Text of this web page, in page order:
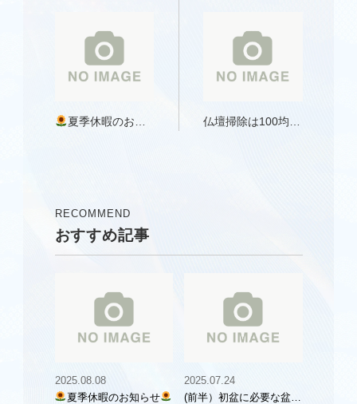
夏季休暇のお知
仏壇掃除は100均で
RECOMMEND
おすすめ記事
夏季休暇のお知らせ
2025.08.08
(前半）初盆に必要な盆提
2025.07.24